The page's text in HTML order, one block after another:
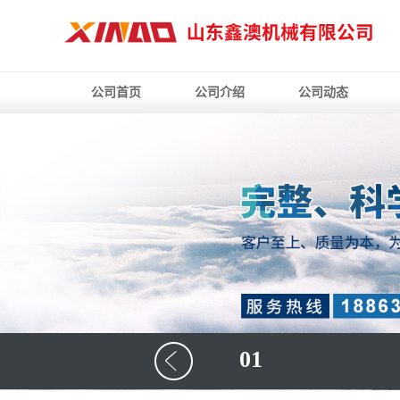
公司首页 公司介绍 公司动态
01